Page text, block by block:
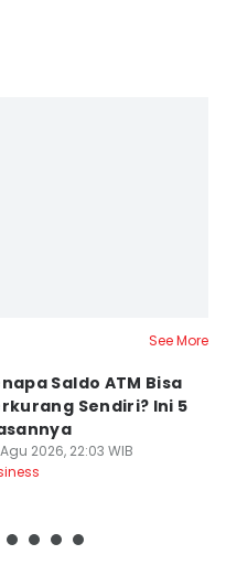
See More
Saldo ATM Bisa
Sendiri? Ini 5
2026, 22:03 WIB